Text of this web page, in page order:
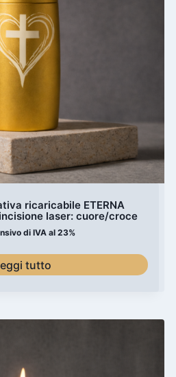
ricaricabile ETERNA
laser: cuore/croce
di IVA al 23%
tutto